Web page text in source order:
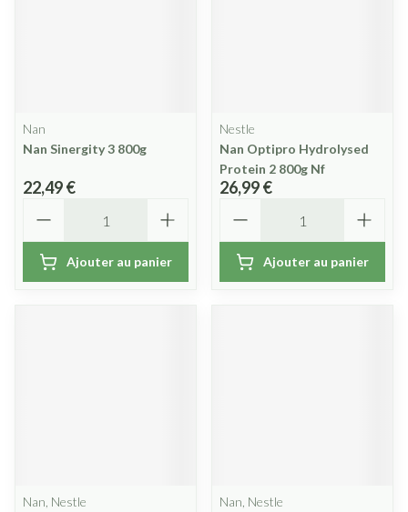
Nan
Nan Sinergity 3 800g
22,49 €
Ajouter au panier
Nestle
Nan Optipro Hydrolysed
Protein 2 800g Nf
26,99 €
Ajouter au panier
Nan, Nestle
Nan, Nestle